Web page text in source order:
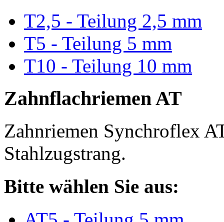
T2,5 - Teilung 2,5 mm
T5 - Teilung 5 mm
T10 - Teilung 10 mm
Zahnflachriemen AT
Zahnriemen Synchroflex
Stahlzugstrang.
Bitte wählen Sie aus: